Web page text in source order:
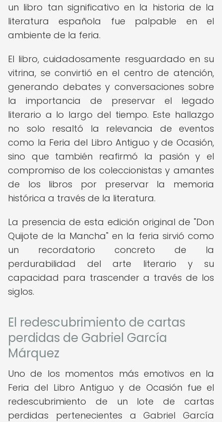
un libro tan significativo en la historia de la
literatura española fue palpable en el
ambiente de la feria.
El libro, cuidadosamente resguardado en su
vitrina, se convirtió en el centro de atención,
generando debates y conversaciones sobre
la importancia de preservar el legado
literario a lo largo del tiempo. Este hallazgo
no solo resaltó la relevancia de eventos
como la Feria del Libro Antiguo y de Ocasión,
sino que también reafirmó la pasión y el
compromiso de los coleccionistas y amantes
de los libros por preservar la memoria
histórica a través de la literatura.
La presencia de esta edición original de "Don
Quijote de la Mancha" en la feria sirvió como
un recordatorio concreto de la
perdurabilidad del arte literario y su
capacidad para trascender a través de los
siglos.
El redescubrimiento de cartas
perdidas de Gabriel García
Márquez
Uno de los momentos más emotivos en la
Feria del Libro Antiguo y de Ocasión fue el
redescubrimiento de un lote de cartas
perdidas pertenecientes a Gabriel García